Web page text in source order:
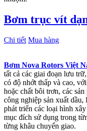
Bơm trục vít
Chi tiết Mua hàng
Bơm Nova Rotors Việt
tất cả các giai đoạn lưu
có độ nhớt thấp và cao,
hoặc chất bôi trơn, các
công nghiệp sản xuất
phát triển các loại hình
mục đích sử dụng trong
từng khâu chuyển giao.